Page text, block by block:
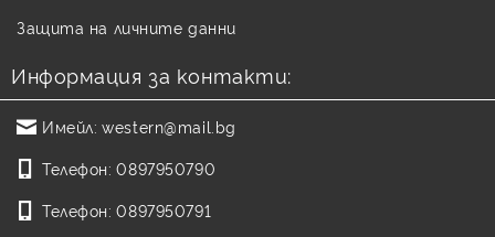
Защита на личните данни
Информация за контакти:
Имейл: western@mail.bg
Телефон: 0897950790
Телефон: 0897950791